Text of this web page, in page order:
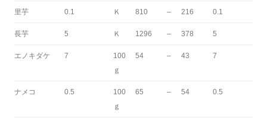
里芋 0.1 Ｋ 810 – 216 0.1
長芋 5 Ｋ 1296 – 378 5
エノキダケ 7
100
ｇ
54 – 43 7
ナメコ 0.5
100
ｇ
65 – 54 0.5